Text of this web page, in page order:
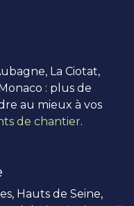
La Ciotat,
: plus de
au mieux à vos
de chantier.
Hauts de Seine,